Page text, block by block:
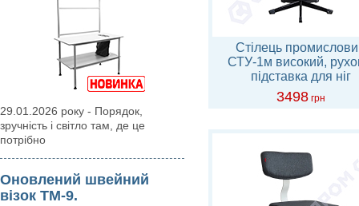
29.01.2026 року - Порядок,
зручність і світло там, де це
потрібно
Оновлений швейний
візок ТМ-9.
Стілець
СТУ-1м високий,
підставка для ніг
3498 грн